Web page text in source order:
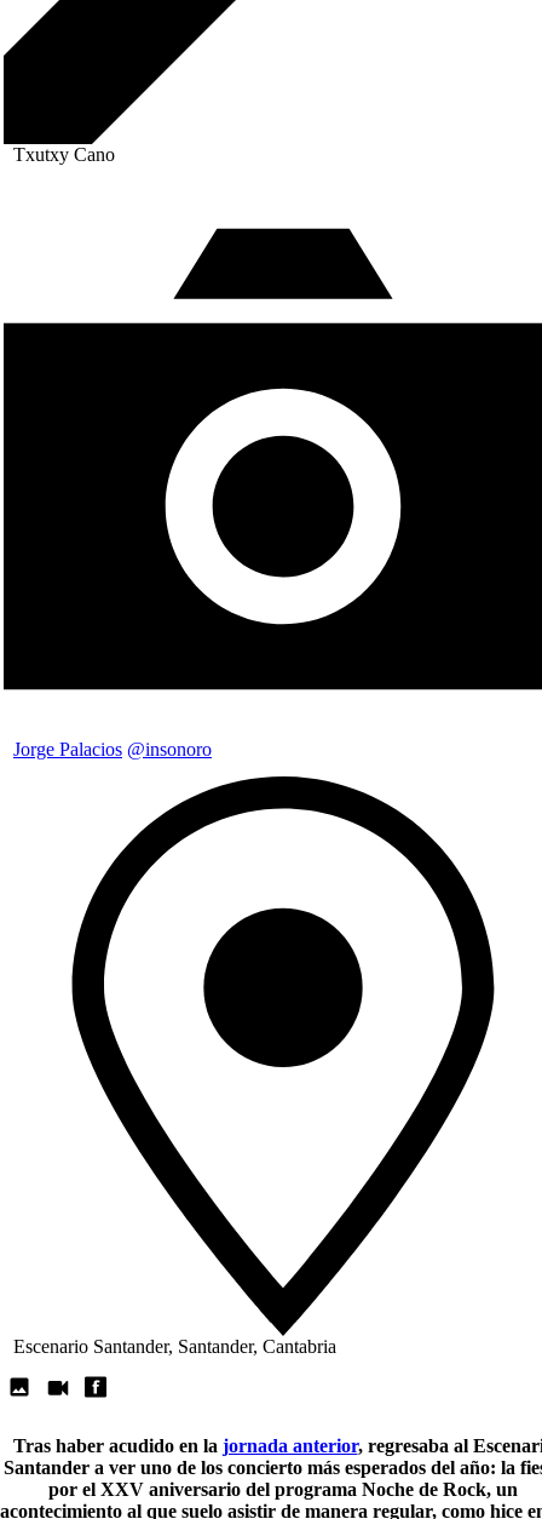
Txutxy Cano
Jorge Palacios @insonoro
Escenario Santander, Santander, Cantabria
Tras haber acudido en la jornada anterior, regresaba al
Santander a ver uno de los concierto más esperados del año: la
por el XXV aniversario del programa Noche de Rock, un
acontecimiento al que suelo asistir de manera regular, como hice